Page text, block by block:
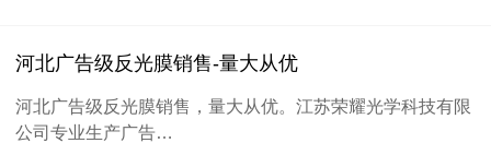
河北广告级反光膜销售-量大从优
河北广告级反光膜销售，量大从优。江苏荣耀光学科技有限
公司专业生产广告…